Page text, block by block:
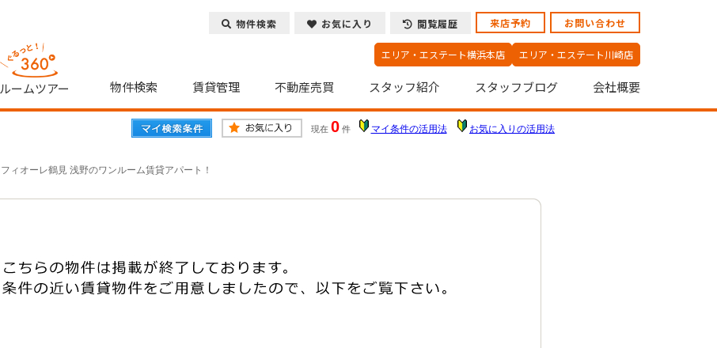
物件検索 お気に入り 閲覧履歴 来店予約 お問い合わせ
エリア・エステート横浜本店 エリア・エステート川崎店
ルームツアー 物件検索 賃貸管理 不動産売買 スタッフ紹介 スタッフブログ 会社概要
現在 0 件 マイ条件の活用法 お気に入りの活用法
フィオーレ鶴見 浅野のワンルーム賃貸アパート！